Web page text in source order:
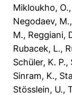
Mikloukho, O.,
Negodaev, M.,
M., Reggiani,
Rubacek, L.,
Schüler, K. P.,
Sinram, K.,
Stösslein, U.,